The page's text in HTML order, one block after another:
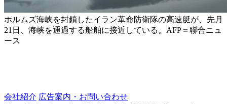
ホルムズ海峡を封鎖したイラン革命防衛隊の高速艇が、先月
21日、海峡を通過する船舶に接近している。AFP＝聯合ニュ
ース
会社紹介 広告案内・お問い合わせ